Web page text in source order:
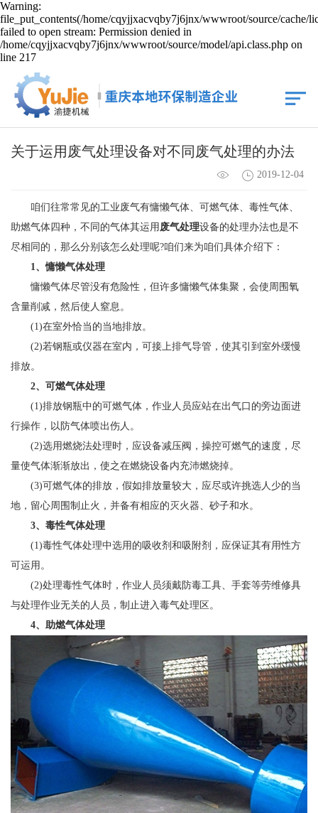
Warning:
file_put_contents(/home/cqyjjxacvqby7j6jnx/wwwroot/source/cache/
failed to open stream: Permission denied in
/home/cqyjjxacvqby7j6jnx/wwwroot/source/model/api.class.php on
line 217
关于运用废气处理设备对不同废气处理的办法
2019-12-04
咱们往常常见的工业废气有慵懒气体、可燃气体、毒性气体、
助燃气体四种，不同的气体其运用 废气处理设备的处理办法也是不
尽相同的，那么分别该怎么处理呢?咱们来为咱们具体介绍下：
1、慵懒气体处理
慵懒气体尽管没有危险性，但许多慵懒气体集聚，会使周围氧
含量削减，然后使人窒息。
(1)在室外恰当的当地排放。
(2)若钢瓶或仪器在室内，可接上排气导管，使其引到室外缓慢
排放。
2、可燃气体处理
(1)排放钢瓶中的可燃气体，作业人员应站在出气口的旁边面进
行操作，以防气体喷出伤人。
(2)选用燃烧法处理时，应设备减压阀，操控可燃气的速度，尽
量使气体渐渐放出，使之在燃烧设备内充沛燃烧掉。
(3)可燃气体的排放，假如排放量较大，应尽或许挑选人少的当
地，留心周围制止火，并备有相应的灭火器、砂子和水。
3、毒性气体处理
(1)毒性气体处理中选用的吸收剂和吸附剂，应保证其有用性方
可运用。
(2)处理毒性气体时，作业人员须戴防毒工具、手套等劳维修具
与处理作业无关的人员，制止进入毒气处理区。
4、助燃气体处理